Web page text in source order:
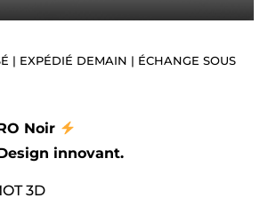
| EXPÉDIÉ DEMAIN | ÉCHANGE SOUS
Noir
innovant.
3D